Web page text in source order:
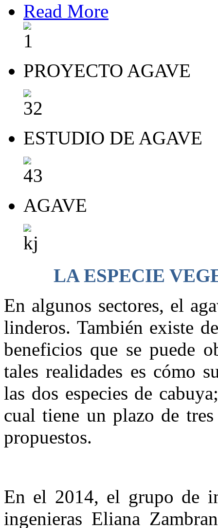
Read More
PROYECTO AGAVE
ESTUDIO DE AGAVE
AGAVE
LA ESPECIE
En algunos sectores, el
linderos. También existe
beneficios que se puede
tales realidades es cómo
las dos especies de
cual tiene un plazo de
propuestos.
En el 2014, el grupo de
ingenieras Eliana